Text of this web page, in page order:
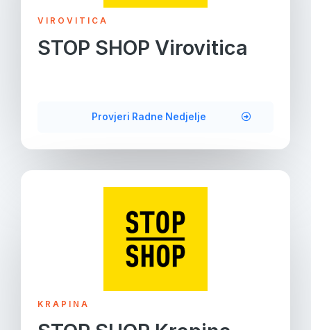
VIROVITICA
STOP SHOP Virovitica
Provjeri Radne Nedjelje
KRAPINA